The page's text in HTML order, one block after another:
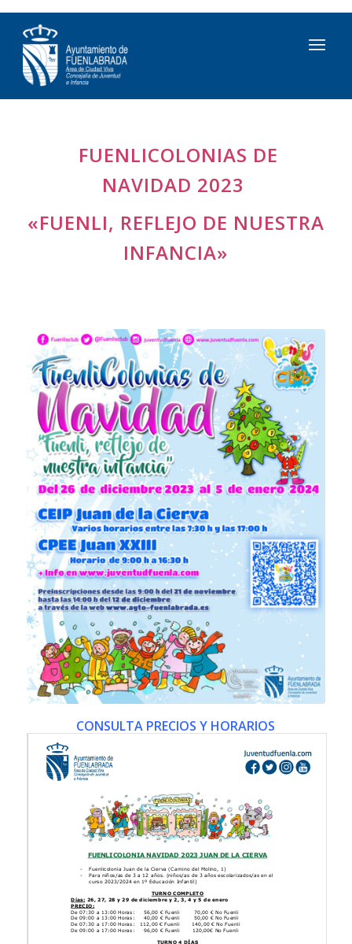
FUENLICOLONIAS DE
NAVIDAD 2023
«FUENLI, REFLEJO DE NUESTRA
INFANCIA»
CONSULTA PRECIOS Y HORARIOS